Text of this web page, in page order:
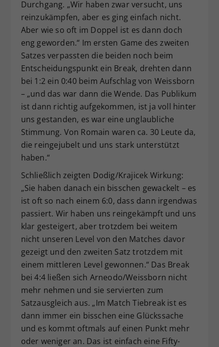
Durchgang. „Wir haben zwar versucht, uns
reinzukämpfen, aber es ging einfach nicht.
Aber wie so oft im Doppel ist es dann doch
eng geworden.“ Im ersten Game des zweiten
Satzes verpassten die beiden noch beim
Entscheidungspunkt ein Break, drehten dann
bei 1:2 ein 0:40 beim Aufschlag von Weissborn
– „und das war dann die Wende. Das Publikum
ist dann richtig aufgekommen, ist ja voll hinter
uns gestanden, es war eine unglaubliche
Stimmung. Von Romain waren ca. 30 Leute da,
die reingejubelt und uns stark unterstützt
haben.“
Schließlich zeigten Dodig/Krajicek Wirkung:
„Sie haben danach ein bisschen gewackelt – es
ist oft so nach einem 6:0, dass dann irgendwas
passiert. Wir haben uns reingekämpft und uns
klar gesteigert, aber trotzdem bei weitem
nicht unseren Level von den Matches davor
gezeigt und den zweiten Satz trotzdem mit
einem mittleren Level gewonnen.“ Das Break
bei 4:4 ließen sich Arneodo/Weissborn nicht
mehr nehmen und sie servierten zum
Satzausgleich aus. „Im Match Tiebreak ist es
dann immer ein bisschen eine Glückssache
und es kommt oftmals auf einen Punkt mehr
oder weniger an. Das ist einfach eine Fifty-